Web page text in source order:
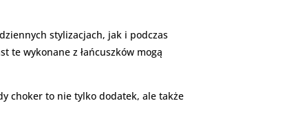
stylizacjach, jak i podczas
te wykonane z łańcuszków mogą
choker to nie tylko dodatek, ale także